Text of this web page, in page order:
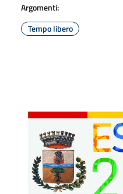
Argomenti:
Tempo libero